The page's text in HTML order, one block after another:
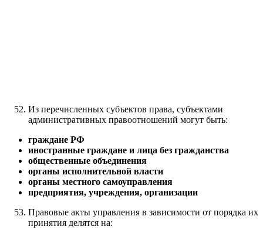
Из перечисленных субъектов права, субъектами
административных правоотношений могут быть:
граждане РФ
иностранные граждане и лица без гражданства
общественные объединения
органы исполнительной власти
органы местного самоуправления
предприятия, учреждения, организации
Правовые акты управления в зависимости от порядка их
принятия делятся на: